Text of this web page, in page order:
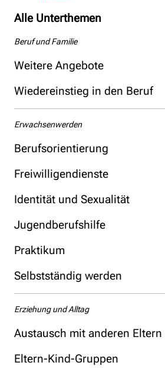
Alle Unterthemen
Beruf und Familie
Weitere Angebote
Wiedereinstieg in den Beruf
Erwachsenwerden
Berufsorientierung
Freiwilligendienste
Identität und Sexualität
Jugendberufshilfe
Praktikum
Selbstständig werden
Erziehung und Alltag
Austausch mit anderen Eltern
Eltern-Kind-Gruppen